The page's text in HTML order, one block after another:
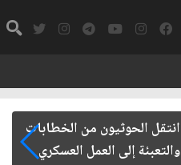
انتقل الحوثيون من الخطابات
والتعبئة إلى العمل العسكري